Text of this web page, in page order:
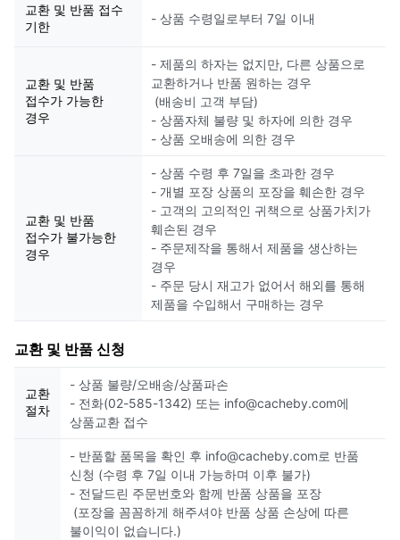
교환 및 반품 접수
기한
- 상품 수령일로부터 7일 이내
교환 및 반품
접수가 가능한
경우
- 제품의 하자는 없지만, 다른 상품으로
교환하거나 반품 원하는 경우
(배송비 고객 부담)
- 상품자체 불량 및 하자에 의한 경우
- 상품 오배송에 의한 경우
교환 및 반품
접수가 불가능한
경우
- 상품 수령 후 7일을 초과한 경우
- 개별 포장 상품의 포장을 훼손한 경우
- 고객의 고의적인 귀책으로 상품가치가
훼손된 경우
- 주문제작을 통해서 제품을 생산하는
경우
- 주문 당시 재고가 없어서 해외를 통해
제품을 수입해서 구매하는 경우
교환 및 반품 신청
교환
절차
- 상품 불량/오배송/상품파손
- 전화(02-585-1342) 또는 info@cacheby.com에
상품교환 접수
- 반품할 품목을 확인 후 info@cacheby.com로 반품
신청 (수령 후 7일 이내 가능하며 이후 불가)
- 전달드린 주문번호와 함께 반품 상품을 포장
(포장을 꼼꼼하게 해주셔야 반품 상품 손상에 따른
불이익이 없습니다.)